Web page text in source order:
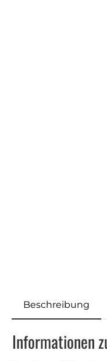
Beschreibung
Informationen